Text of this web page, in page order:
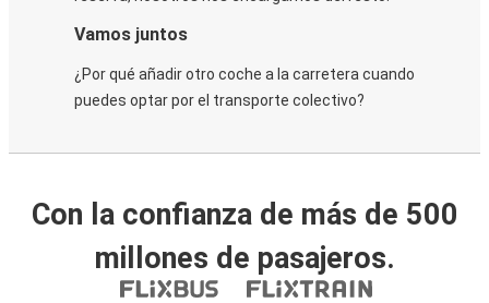
Vamos juntos
¿Por qué añadir otro coche a la carretera cuando
puedes optar por el transporte colectivo?
Con la confianza de más de 500
millones de pasajeros.